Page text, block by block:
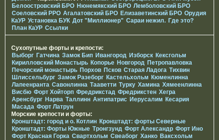
Белоостровский БРО Нюнемякский БРО Лемболовский БРО
Соеловский РРО Агалатовский БРО Елизаветинcкий БРО Орудия
КаУР Установка БУК Дот "Миллионер" Сараи нежил. Где это?
План КаУР Ссылки
Сухопутные форты и крепости:
Выборг Гатчина Замок Бип Ивангород Изборск Кексгольм
Кирилловский Монастырь Копорье Новгород Петропавловка
Печорcкий монастырь Порхов Псков Старая Ладога Тихвин
Шлиссельбург Замок Разеборг Кастельхольм Кюменлинна
Лапеенранта Савонлинна Тааветти Турку Хамина Хямеенлинна
Висбю Форт Хойторп Фредрикстад Фредрикстен Хегра
Аренсбург Нарва Таллинн Антипатрис Иерусалим Кесария
Масада Форт Латрун
Морские крепости и форты:
Кронштадт: город и о. Котлин Кронштадт: форты Северные
Кронштадт: Форты Южные Тронгзунд Форт Александр Форт Ино
Форт Красная Горка Свартхольм Свеаборг Ханко Ваксхольм